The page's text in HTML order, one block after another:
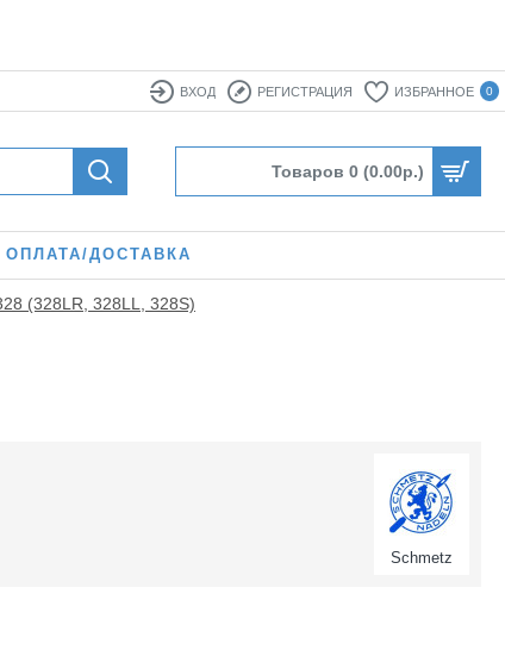
ВХОД РЕГИСТРАЦИЯ ИЗБРАННОЕ 0
Товаров 0 (0.00р.)
ОПЛАТА/ДОСТАВКА
(328LR, 328LL, 328S)
Schmetz